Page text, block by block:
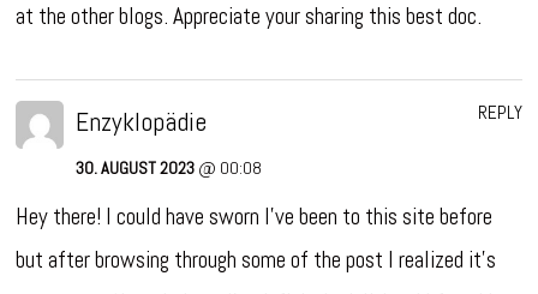
at the other blogs. Appreciate your sharing this best doc.
Enzyklopädie
30. AUGUST 2023 @ 00:08
Hey there! I could have sworn I’ve been to this site before
but after browsing through some of the post I realized it’s
REPLY